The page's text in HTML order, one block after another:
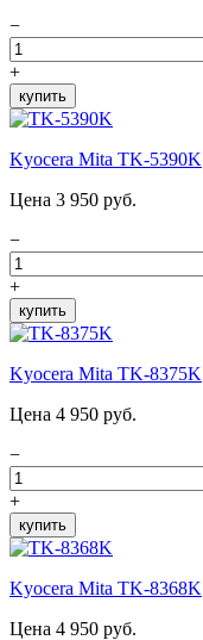
−
+
купить
Kyocera Mita TK-5390K
Цена 3 950 руб.
−
+
купить
Kyocera Mita TK-8375K
Цена 4 950 руб.
−
+
купить
Kyocera Mita TK-8368K
Цена 4 950 руб.